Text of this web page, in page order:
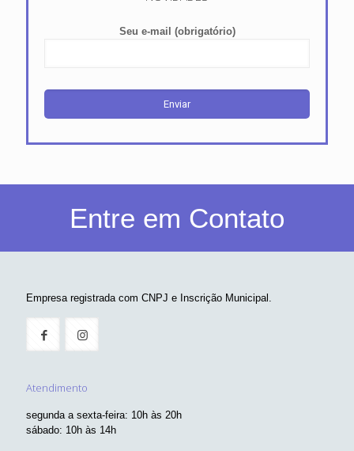
Seu e-mail (obrigatório)
Entre em Contato
Empresa registrada com CNPJ e Inscrição Municipal.
Atendimento
segunda a sexta-feira: 10h às 20h
sábado: 10h às 14h